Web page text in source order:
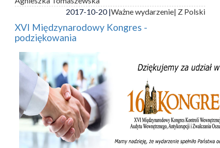
2017-10-20 |Ważne wydarzenie| Z Polski
XVI Międzynarodowy Kongres -
podziękowania